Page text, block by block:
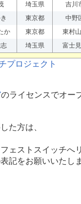
埼玉県 吉川
東京都 中野
か 東京都 東村
埼玉県 富士
のライセンスでオー
た方は、
ェストスイッチへ
記をお願いいたしま